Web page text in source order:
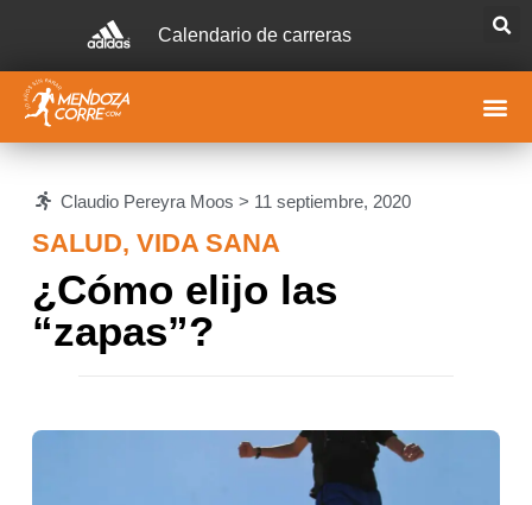
Calendario de carreras
Claudio Pereyra Moos > 11 septiembre, 2020
SALUD, VIDA SANA
¿Cómo elijo las
“zapas”?